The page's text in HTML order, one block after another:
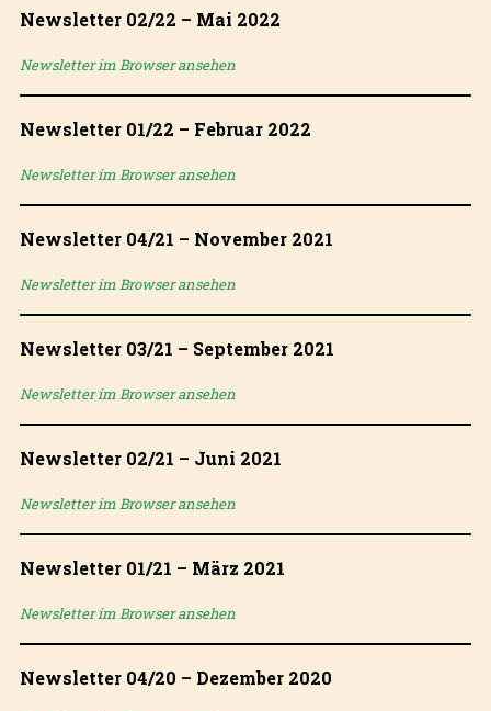
Newsletter 02/22 – Mai 2022
Newsletter im Browser ansehen
Newsletter 01/22 – Februar 2022
Newsletter im Browser ansehen
Newsletter 04/21 – November 2021
Newsletter im Browser ansehen
Newsletter 03/21 – September 2021
Newsletter im Browser ansehen
Newsletter 02/21 – Juni 2021
Newsletter im Browser ansehen
Newsletter 01/21 – März 2021
Newsletter im Browser ansehen
Newsletter 04/20 – Dezember 2020